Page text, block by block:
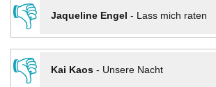
👎
Jaqueline Engel - Lass mich raten
👎
Kai Kaos- Unsere Nacht